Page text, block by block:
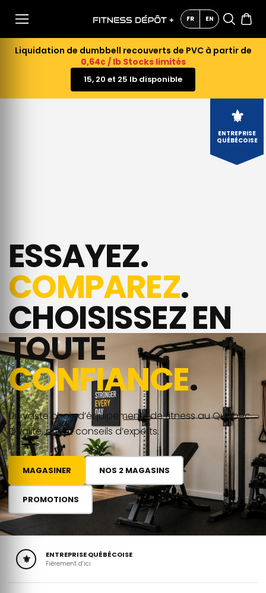
CONTE
NU FR EN
Liquidation de dumbbell recouverts de PVC à partir de
0,64¢ / lb Stocks limités
15, 20 et 25 lb disponible
ESSAYEZ.
COMPAREZ.
CHOISISSEZ EN
TOUTE
CONFIANCE.
Un vaste choix d’équipements de fitness au Québec.
Qualité, prix et conseils d’experts.
MAGASINER NOS 2 MAGASINS
PROMOTIONS
⚜
ENTREPRISE
QUÉBÉCOISE
⚜ ENTREPRISE QUÉBÉCOISE
Fièrement d’ici